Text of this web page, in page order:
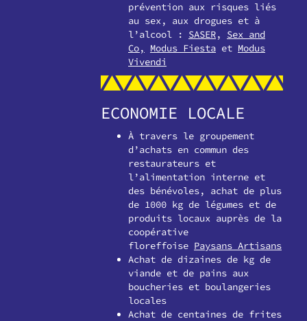
prévention aux risques liés
au sex, aux drogues et à
l’alcool : SASER, Sex and
Co,
Modus Fiesta et Modus
Vivendi
ECONOMIE LOCALE
À travers le groupement
d’achats en commun des
restaurateurs et
l’alimentation interne et
des bénévoles, achat de plus
de 1000 kg de légumes et de
produits locaux auprès de la
coopérative
floreffoise Paysans Artisans
Achat de dizaines de kg de
viande et de pains aux
boucheries et boulangeries
locales
Achat de centaines de frites